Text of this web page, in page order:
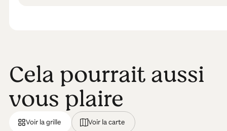
Cela pourrait aussi
vous plaire
Voir la grille Voir la carte